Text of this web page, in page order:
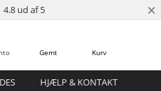
4.8 ud af 5 ×
Kurv
Gemt
HJÆLP & KONTAKT